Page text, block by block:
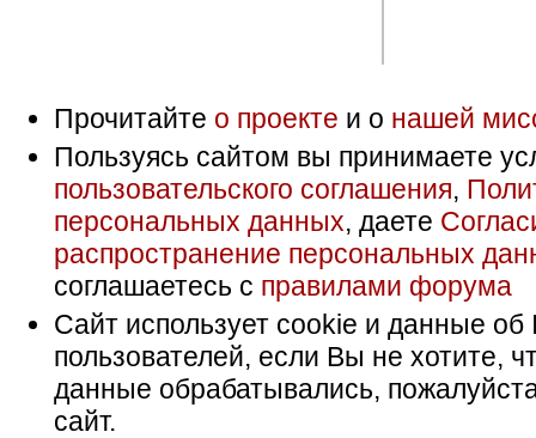
Прочитайте о проекте и о нашей
Пользуясь сайтом вы принимаете
пользовательского соглашения,
персональных данных, даете
распространение персональных
соглашаетесь с правилами форума
Сайт использует cookie и данные об
пользователей, если Вы не хотите,
данные обрабатывались,
сайт.